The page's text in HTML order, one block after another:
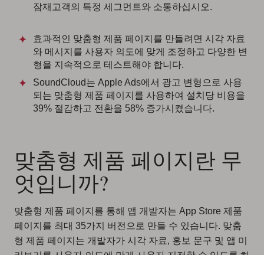
잠재고객의 특정 세그먼트와 소통하십시오.
효과적인 맞춤형 제품 페이지를 만들려면 시각 자료
와 메시지를 사용자 의도에 맞게 조정하고 다양한 변
형을 지속적으로 테스트해야 합니다.
SoundCloud는 Apple Ads에서 광고 변형으로 사용
되는 맞춤형 제품 페이지를 사용하여 설치당 비용을
39% 절감하고 전환을 58% 증가시켰습니다.
맞춤형 제품 페이지란 무
엇입니까?
맞춤형 제품 페이지를 통해 앱 개발자는 App Store 제품
페이지를 최대 35가지 버전으로 만들 수 있습니다. 맞춤
형 제품 페이지는 개발자가 시각 자료, 홍보 문구 및 앱 미